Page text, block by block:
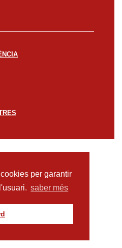
per garantir
saber més